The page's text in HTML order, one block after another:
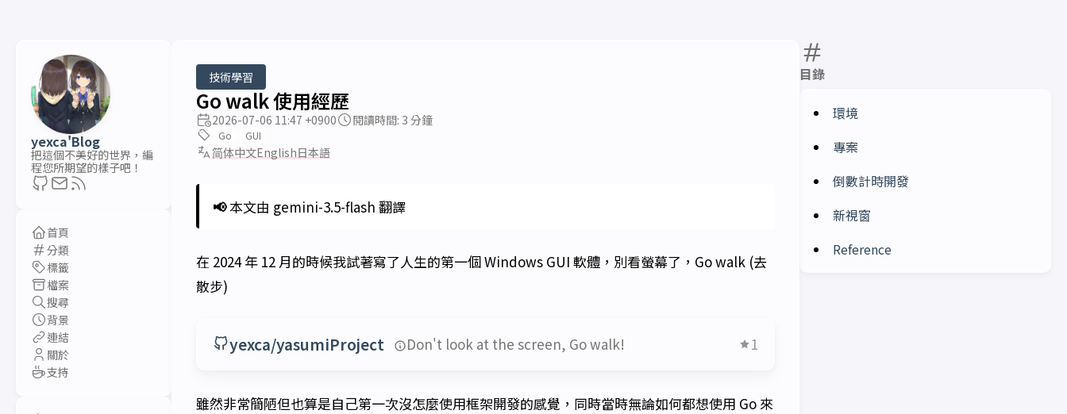
yexca'Blog
把這個不美好的世界，編
程您所期望的樣子吧！
首頁
分類
標籤
檔案
搜尋
背景
連結
關於
支持
目錄
環境
專案
倒數計時開發
新視窗
Reference
技術學習
Go walk 使用經歷
2026-07-06 11:47 +0900 閱讀時間: 3 分鐘
Go GUI
简体中文English日本語
📢本文由 gemini-3.5-flash 翻譯
在 2024 年 12 月的時候我試著寫了人生的第一個 Windows GUI 軟體，別看螢幕了，Go walk (去
散步)
yexca/yasumiProject Don't look at the screen, Go walk! 1
雖然非常簡陋但也算是自己第一次沒怎麼使用框架開發的感覺，同時當時無論如何都想使用 Go 來